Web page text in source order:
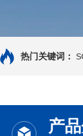
热门关键词：
产